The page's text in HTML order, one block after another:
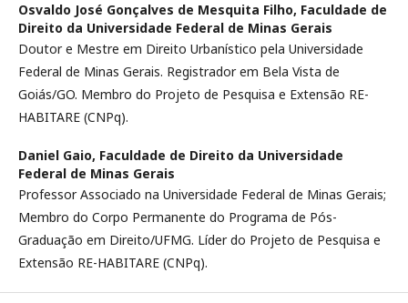
Osvaldo José Gonçalves de Mesquita Filho, Faculdade de
Direito da Universidade Federal de Minas Gerais
Doutor e Mestre em Direito Urbanístico pela Universidade
Federal de Minas Gerais. Registrador em Bela Vista de
Goiás/GO. Membro do Projeto de Pesquisa e Extensão RE-
HABITARE (CNPq).
Daniel Gaio, Faculdade de Direito da Universidade
Federal de Minas Gerais
Professor Associado na Universidade Federal de Minas Gerais;
Membro do Corpo Permanente do Programa de Pós-
Graduação em Direito/UFMG. Líder do Projeto de Pesquisa e
Extensão RE-HABITARE (CNPq).